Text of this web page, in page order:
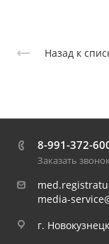
Назад к
8-991-372-
Заказать звонок
media-
г.